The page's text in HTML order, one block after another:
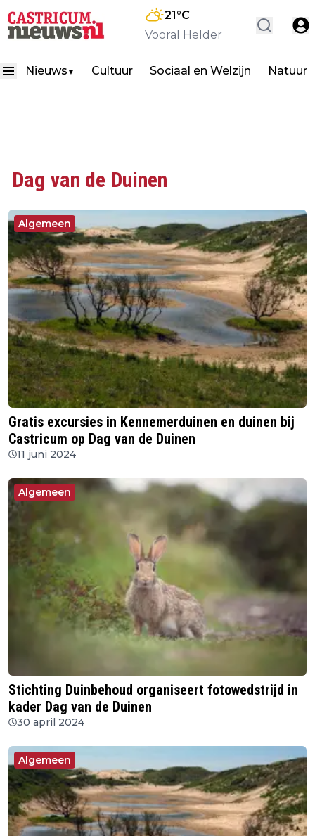
21°C
Vooral Helder
Nieuws ▼ Cultuur Sociaal en Welzijn Natuur
Dag van de Duinen
Algemeen
Gratis excursies in Kennemerduinen en duinen bij
Castricum op Dag van de Duinen
11 juni 2024
Algemeen
Stichting Duinbehoud organiseert fotowedstrijd in
kader Dag van de Duinen
30 april 2024
Algemeen